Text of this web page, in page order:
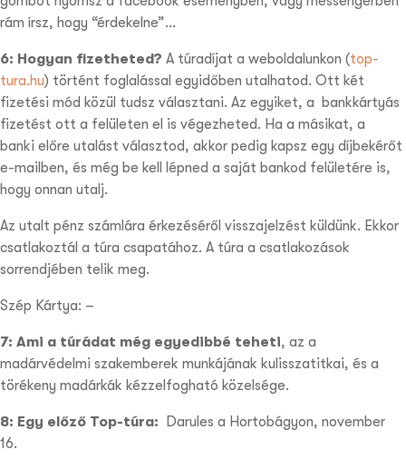
rám írsz, hogy “érdekelne”…
6: Hogyan fizetheted? A túradíjat a weboldalunkon (top-
tura.hu) történt foglalással egyidőben utalhatod. Ott két
fizetési mód közül tudsz választani. Az egyiket, a
bankkártyás
fizetést ott a felületen el is végezheted. Ha a másikat, a
banki előre utalást választod, akkor pedig kapsz egy díjbekérőt
e-mailben, és még be kell lépned a saját bankod felületére is,
hogy onnan utalj.
Az utalt pénz számlára érkezéséről visszajelzést küldünk. Ekkor
csatlakoztál a túra csapatához. A túra a csatlakozások
sorrendjében telik meg.
Szép Kártya: –
7: Ami a túrádat még egyedibbé teheti, az a
madárvédelmi szakemberek munkájának kulisszatitkai, és a
törékeny madárkák kézzelfogható közelsége.
8: Egy előző Top-túra:
Darules a Hortobágyon, november
16.